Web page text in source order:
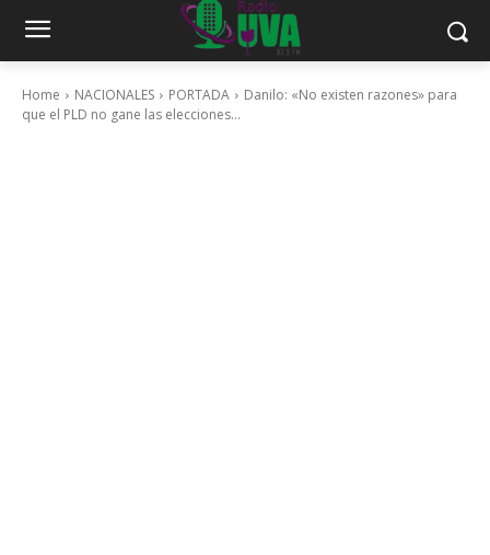
Home NACIONALES PORTADA
Danilo: «No existen razones» para
que el PLD no gane las elecciones...